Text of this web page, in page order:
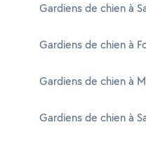
Gardiens de chien à
Gardiens de chien à
Gardiens de chien à
Gardiens de chien à